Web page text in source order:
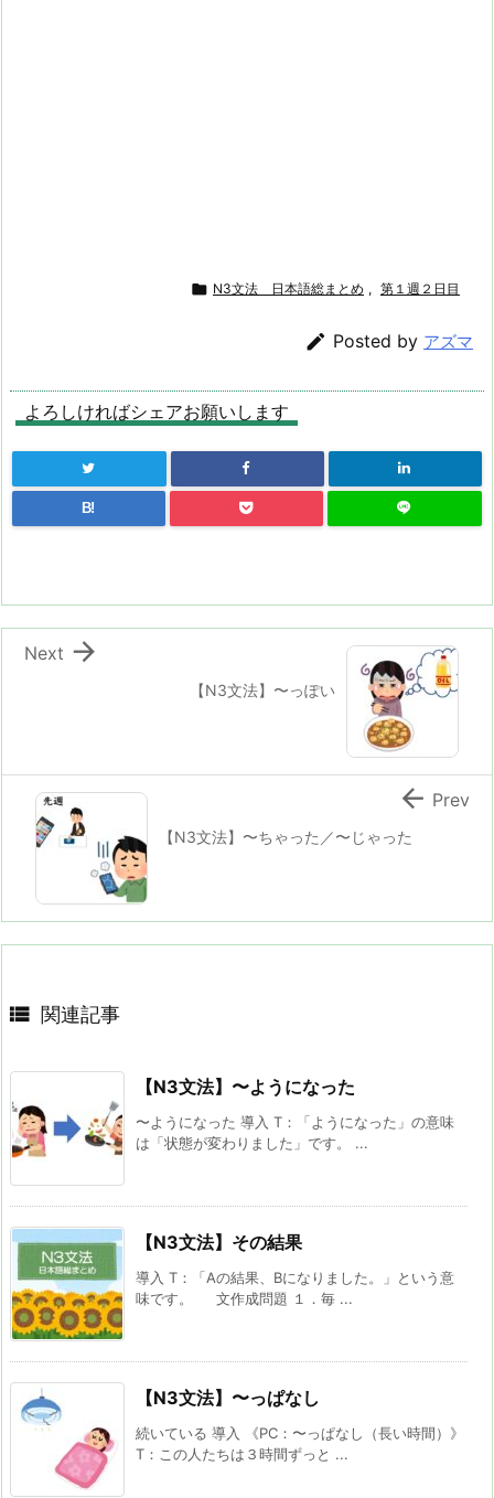
 N3文法 日本語総まとめ , 第１週２日目
 Posted by アズマ
よろしければシェアお願いします
B!
【N3文法】〜っぽい

Next
【N3文法】〜ちゃった／〜じゃった
 Prev
 関連記事
【N3文法】〜ようになった
〜ようになった 導入 T：「ようになった」の意味
は「状態が変わりました」です。 ...
【N3文法】その結果
導入 T：「Aの結果、Bになりました。」という意
味です。 文作成問題 １．毎 ...
【N3文法】〜っぱなし
続いている 導入 《PC：〜っぱなし（長い時間）》
T：この人たちは３時間ずっと ...